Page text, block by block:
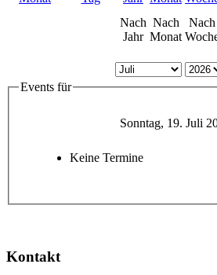
Nach
Jahr
Nach
Monat
Nach
Events für
Sonntag, 19. Juli
Keine Termine
Kontakt